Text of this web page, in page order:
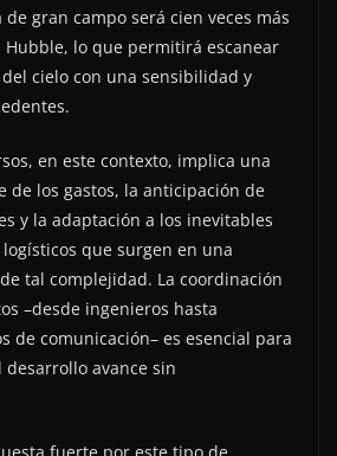
de gran campo será cien veces más
lo que permitirá escanear
cielo con una sensibilidad y
en este contexto, implica una
de los gastos, la anticipación de
y la adaptación a los inevitables
que surgen en una
tal complejidad. La coordinación
–desde ingenieros hasta
de comunicación– es esencial para
avance sin
fuerte por este tipo de